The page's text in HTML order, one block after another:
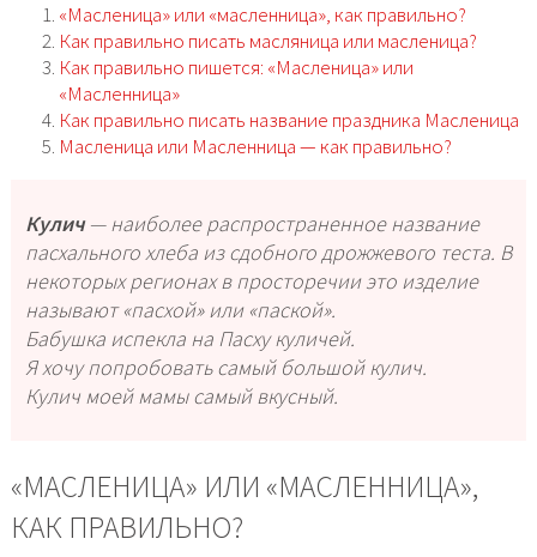
«Масленица» или «масленница», как правильно?
Как правильно писать масляница или масленица?
Как правильно пишется: «Масленица» или
«Масленница»
Как правильно писать название праздника Масленица
Масленица или Масленница — как правильно?
Кулич— наиболее распространенное название
пасхального хлеба из сдобного дрожжевого теста. В
некоторых регионах в просторечии это изделие
называют «пасхой» или «паской».
Бабушка испекла на Пасху куличей.
Я хочу попробовать самый большой кулич.
Кулич моей мамы самый вкусный.
«МАСЛЕНИЦА» ИЛИ «МАСЛЕННИЦА»,
КАК ПРАВИЛЬНО?